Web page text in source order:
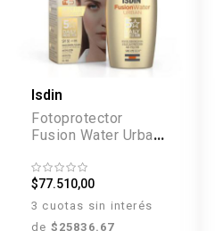
Isdin
Fotoprotector
Fusion Water Urban
$77.510,00
3 cuotas sin interés
de $25836.67